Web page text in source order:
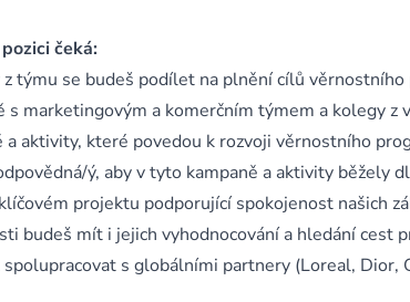
čeká:
z týmu se budeš podílet na plnění cílů věrnostního
s marketingovým a komerčním týmem a kolegy
a aktivity, které povedou k rozvoji věrnostního
ý, aby v tyto kampaně a aktivity běžely
projektu podporující spokojenost našich
budeš mít i jejich vyhodnocování a hledání cest
s globálními partnery (Loreal, Dior,